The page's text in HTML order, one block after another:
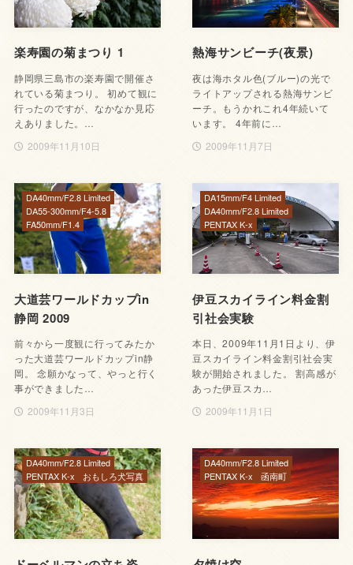
楽寿園の菊まつり 1
静岡県三島市の楽寿園で開催さ
れている菊まつり。 初めて観に
行ったのですが、なかなか見応
えありました。…
2009年11月10日
熱海サンビーチ(夜景)
夜は海ホタル色(ブルー)の光で
ライトアップされる熱海サンビ
ーチ。もうかれこれ4年続いて
います。 4年前に…
2009年11月7日
大道芸ワールドカップin
静岡 2009
前々から一度観に行ってみたか
った大道芸ワールドカップin静
岡。 念願かなって、やっと行く
事ができました…
2009年11月3日
DA40mm/F2.8 Limited
DA55-300mm/F4-5.8
FA50mm/F1.4
伊豆スカイライン料金割
引社会実験
本日、2009年11月1日より、伊
豆スカイライン料金割引社会実
験が開始されました。 割高感が
あった伊豆スカ…
2009年11月1日
DA15mm/F4 Limited
DA40mm/F2.8 Limited
PENTAX K-x
DA40mm/F2.8 Limited
PENTAX K-x
おもしろ犬写真
DA40mm/F2.8 Limited
PENTAX K-x
函南町